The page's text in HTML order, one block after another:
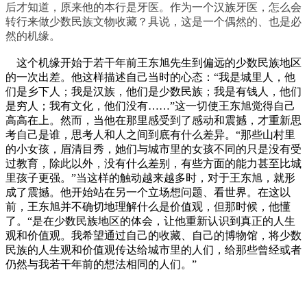
后才知道，原来他的本行是牙医。作为一个汉族牙医，怎么会
转行来做少数民族文物收藏？具说，这是一个偶然的、也是必
然的机缘。
这个机缘开始于若干年前王东旭先生到偏远的少数民族地区
的一次出差。他这样描述自己当时的心态：“我是城里人，他
们是乡下人；我是汉族，他们是少数民族；我是有钱人，他们
是穷人；我有文化，他们没有……”这一切使王东旭觉得自己
高高在上。然而，当他在那里感受到了感动和震撼，才重新思
考自己是谁，思考人和人之间到底有什么差异。“那些山村里
的小女孩，眉清目秀，她们与城市里的女孩不同的只是没有受
过教育，除此以外，没有什么差别，有些方面的能力甚至比城
里孩子更强。”当这样的触动越来越多时，对于王东旭，就形
成了震撼。他开始站在另一个立场想问题、看世界。在这以
前，王东旭并不确切地理解什么是价值观，但那时候，他懂
了。“是在少数民族地区的体会，让他重新认识到真正的人生
观和价值观。我希望通过自己的收藏、自己的博物馆，将少数
民族的人生观和价值观传达给城市里的人们，给那些曾经或者
仍然与我若干年前的想法相同的人们。”